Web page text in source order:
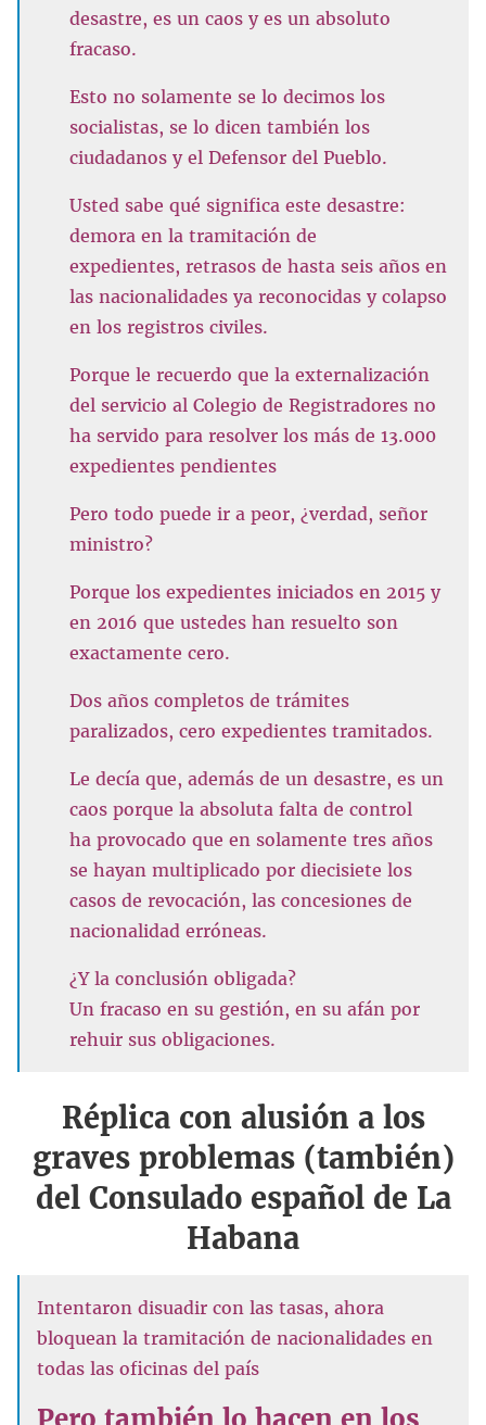
desastre, es un caos y es un absoluto
fracaso.
Esto no solamente se lo decimos los
socialistas, se lo dicen también los
ciudadanos y el Defensor del Pueblo.
Usted sabe qué significa este desastre:
demora en la tramitación de
expedientes, retrasos de hasta seis años en
las nacionalidades ya reconocidas y colapso
en los registros civiles.
Porque le recuerdo que la externalización
del servicio al Colegio de Registradores no
ha servido para resolver los más de 13.000
expedientes pendientes
Pero todo puede ir a peor, ¿verdad, señor
ministro?
Porque los expedientes iniciados en 2015 y
en 2016 que ustedes han resuelto son
exactamente cero.
Dos años completos de trámites
paralizados, cero expedientes tramitados.
Le decía que, además de un desastre, es un
caos porque la absoluta falta de control
ha provocado que en solamente tres años
se hayan multiplicado por diecisiete los
casos de revocación, las concesiones de
nacionalidad erróneas.
¿Y la conclusión obligada?
Un fracaso en su gestión, en su afán por
rehuir sus obligaciones.
Réplica con alusión a los
graves problemas (también)
del Consulado español de La
Habana
Intentaron disuadir con las tasas, ahora
bloquean la tramitación de nacionalidades en
todas las oficinas del país